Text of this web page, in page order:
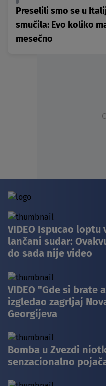
Preselili smo se u
smučila: Evo koliko
mesečno
VIDEO Ispucao
lančani sudar:
do sada nije video
VIDEO "Gde si brate
izgledao zagrljaj
Georgijeva
Bomba u Zvezdi
senzacionalno